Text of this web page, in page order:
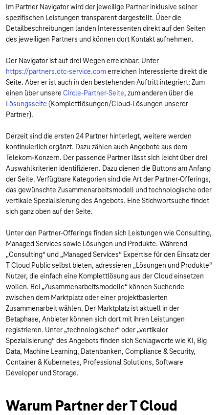
Im Partner Navigator wird der jeweilige Partner inklusive seiner
spezifischen Leistungen transparent dargestellt. Über die
Detailbeschreibungen landen Interessenten direkt auf den Seiten
des jeweiligen Partners und können dort Kontakt aufnehmen.
Der Navigator ist auf drei Wegen erreichbar: Unter
https://partners.otc-service.comerreichen Interessierte direkt die
Seite. Aber er ist auch in den bestehenden Auftritt integriert: Zum
einen über unsere Circle-Partner-Seite, zum anderen über die
Lösungsseite (Komplettlösungen/Cloud-Lösungen unserer
Partner).
Derzeit sind die ersten 24 Partner hinterlegt, weitere werden
kontinuierlich ergänzt. Dazu zählen auch Angebote aus dem
Telekom-Konzern. Der passende Partner lässt sich leicht über drei
Auswahlkriterien identifizieren. Dazu dienen die Buttons am Anfang
der Seite. Verfügbare Kategorien sind die Art der Partner-Offerings,
das gewünschte Zusammenarbeitsmodell und technologische oder
vertikale Spezialisierung des Angebots. Eine Stichwortsuche findet
sich ganz oben auf der Seite.
Unter den Partner-Offerings finden sich Leistungen wie Consulting,
Managed Services sowie Lösungen und Produkte. Während
„Consulting“ und „Managed Services“ Expertise für den Einsatz der
T Cloud Public selbst bieten, adressieren „Lösungen und Produkte“
Nutzer, die einfach eine Komplettlösung aus der Cloud einsetzen
wollen. Bei „Zusammenarbeitsmodelle“ können Suchende
zwischen dem Marktplatz oder einer projektbasierten
Zusammenarbeit wählen. Der Marktplatz ist aktuell in der
Betaphase, Anbieter können sich dort mit ihren Leistungen
registrieren. Unter „technologischer“ oder „vertikaler
Spezialisierung“ des Angebots finden sich Schlagworte wie KI, Big
Data, Machine Learning, Datenbanken, Compliance & Security,
Container & Kubernetes, Professional Solutions, Software
Developer und Storage.
Warum Partner der T Cloud